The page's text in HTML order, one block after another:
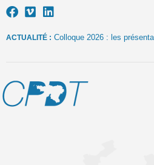
ACTUALITÉ : Colloque 2026 : les